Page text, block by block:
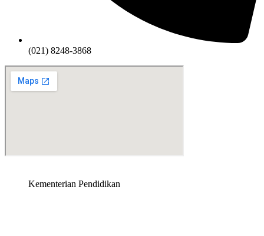
(021) 8248-3868
Kementerian Pendidikan